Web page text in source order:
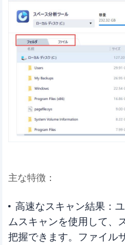
主な特徴：
高速なスキャン結果：
ムスキャンを使用して、
把握できます。ファイル